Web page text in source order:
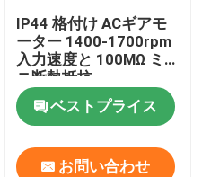
IP44 格付け ACギアモ
ーター 1400-1700rpm
入力速度と 100MΩ ミ
ニ断熱抵抗
ベストプライス
お問い合わせ